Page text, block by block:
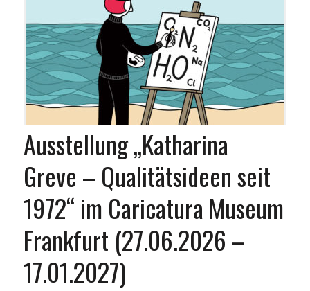
Ausstellung „Katharina
Greve – Qualitätsideen seit
1972“ im Caricatura Museum
Frankfurt (27.06.2026 –
17.01.2027)